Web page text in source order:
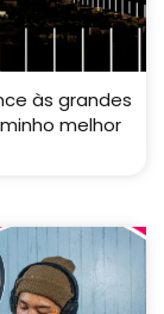
às grandes
melhor